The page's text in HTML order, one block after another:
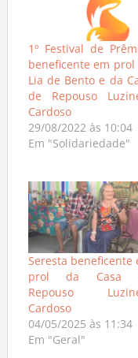
1º Festival de
beneficente em prol
Lia de Bento e da
de Repouso
Cardoso
29/08/2022 às 10:04
Em "Solidariedade"
Seresta beneficente
prol da Casa
Repouso
Cardoso
04/05/2025 às 11:34
Em "Geral"